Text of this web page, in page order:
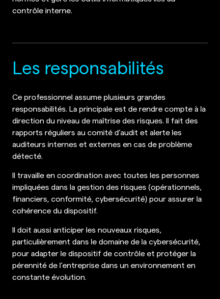
contrôle interne.
Les responsabilités
Ce professionnel assume plusieurs grandes
responsabilités. La principale est de rendre compte à la
direction du niveau de maîtrise des risques. Il fait des
rapports réguliers au comité d’audit et alerte les
auditeurs internes et externes en cas de problème
détecté.
Il travaille en coordination avec toutes les personnes
impliquées dans la gestion des risques (opérationnels,
financiers, conformité, cybersécurité) pour assurer la
cohérence du dispositif.
Il doit aussi anticiper les nouveaux risques,
particulièrement dans le domaine de la cybersécurité,
pour adapter le dispositif de contrôle et protéger la
pérennité de l’entreprise dans un environnement en
constante évolution.